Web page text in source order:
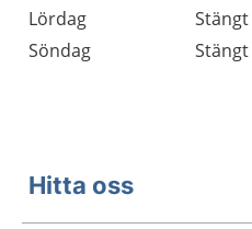
Lördag
Stängt
Söndag
Stängt
Hitta oss